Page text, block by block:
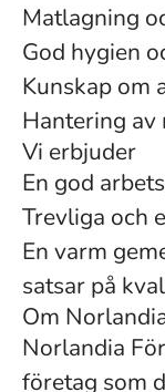
Matlagning
God hygien
Kunskap om
Hantering av
Vi erbjuder
En god
Trevliga och
En varm
satsar på
Om
Norlandia
företag som